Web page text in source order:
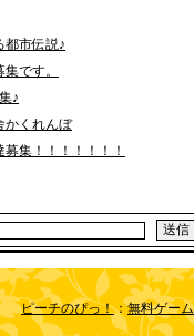
都市伝説♪
です。
♪
かくれんぼ
集！！！！！！！
ピーチのぴっ！：無料ゲーム